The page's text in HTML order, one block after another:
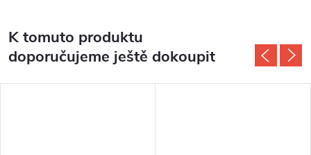
K tomuto produktu
doporučujeme ještě dokoupit